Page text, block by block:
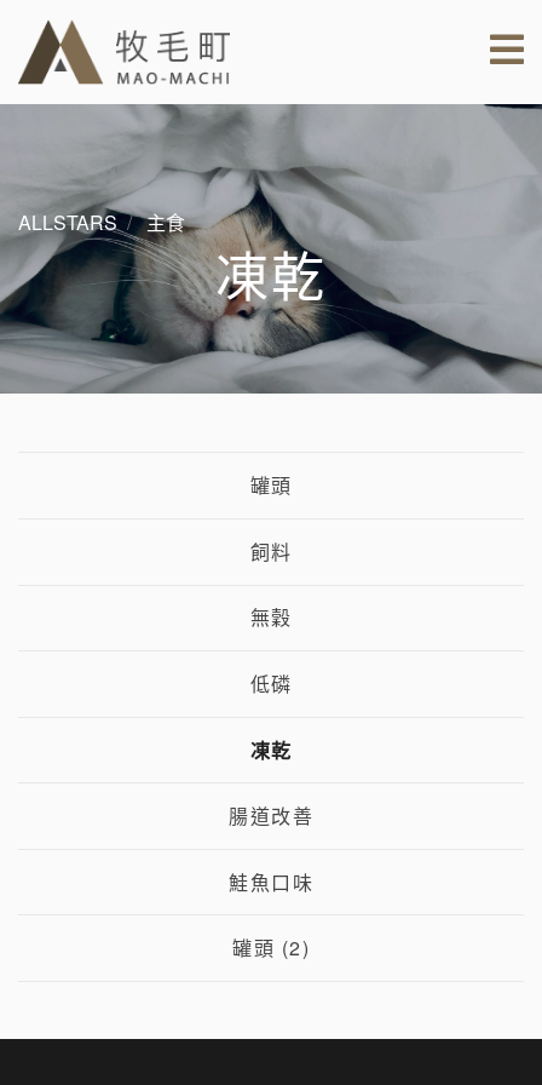
ALLSTARS 主食
凍乾
罐頭
飼料
無穀
低磷
凍乾
腸道改善
鮭魚口味
罐頭 (2)